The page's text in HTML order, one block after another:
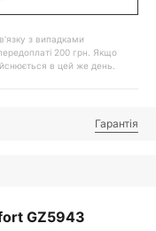
з випадками
200 грн. Якщо
в цей же день.
Гарантія
GZ5943